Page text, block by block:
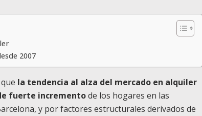
2007
la tendencia al alza del mercado en alquiler
fuerte incrementode los hogares en las
y por factores estructurales derivados de